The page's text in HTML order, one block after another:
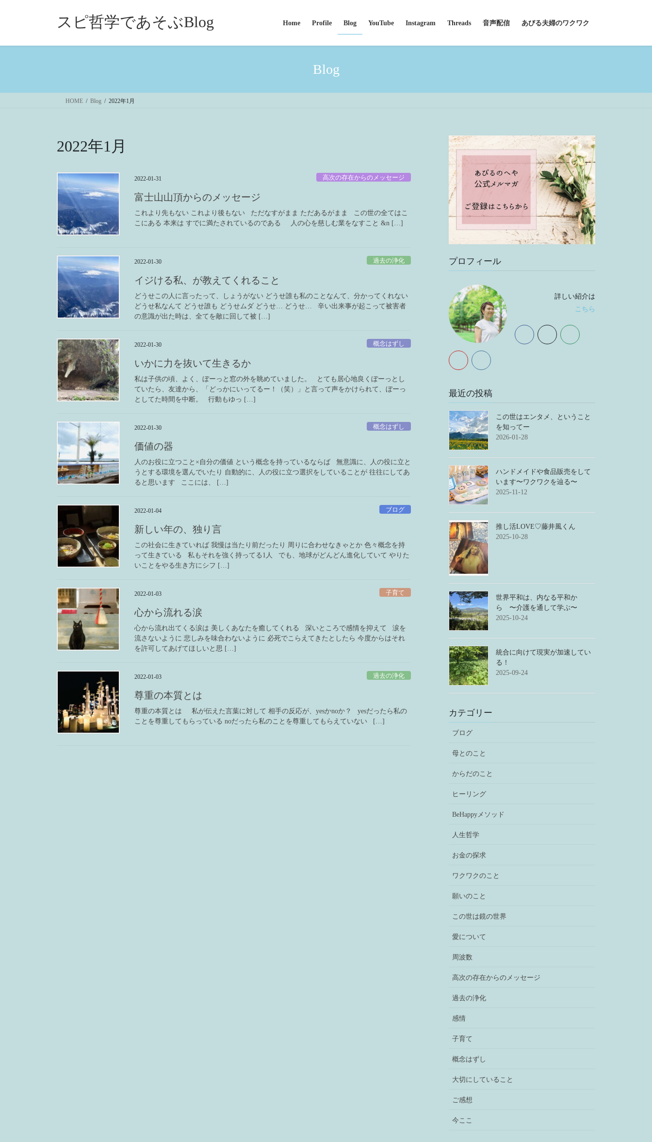
スピ哲学であそぶBlog Home Profile Blog YouTube Instagram Threads 音声配信 あびる夫婦のワクワク
Blog
HOME Blog 2022年1月
2022年1月
2022-01-31 高次の存在からのメッセージ
富士山山頂からのメッセージ
これより先もない これより後もない ただなすがまま ただあるがまま この世の全てはこ
こにある 本来は すでに満たされているのである 人の心を慈しむ業をなすこと &n […]
2022-01-30 過去の浄化
イジける私、が教えてくれること
どうせこの人に言ったって、しょうがない どうせ誰も私のことなんて、分かってくれない
どうせ私なんて どうせ誰も どうせムダ どうせ… どうせ… 辛い出来事が起こって被害者
の意識が出た時は、全てを敵に回して被 […]
2022-01-30 概念はずし
いかに力を抜いて生きるか
私は子供の頃、よく、ぼーっと窓の外を眺めていました。 とても居心地良くぼーっとし
ていたら、友達から、「どっかにいってるー！（笑）」と言って声をかけられて、ぼーっ
としてた時間を中断。 行動もゆっ […]
2022-01-30 概念はずし
価値の器
人のお役に立つこと×自分の価値 という概念を持っているならば 無意識に、人の役に立と
うとする環境を選んでいたり 自動的に、人の役に立つ選択をしていることが 往往にしてあ
ると思います ここには、 […]
2022-01-04 ブログ
新しい年の、独り言
この社会に生きていれば 我慢は当たり前だったり 周りに合わせなきゃとか 色々概念を持
って生きている 私もそれを強く持ってる1人 でも、地球がどんどん進化していて やりた
いことをやる生き方にシフ […]
2022-01-03 子育て
心から流れる涙
心から流れ出てくる涙は 美しくあなたを癒してくれる 深いところで感情を抑えて 涙を
流さないように 悲しみを味合わないように 必死でこらえてきたとしたら 今度からはそれ
を許可してあげてほしいと思 […]
2022-01-03 過去の浄化
尊重の本質とは
尊重の本質とは 私が伝えた言葉に対して 相手の反応が、yesかnoか？ yesだったら私の
ことを尊重してもらっている noだったら私のことを尊重してもらえていない […]
プロフィール
詳しい紹介は
こちら
最近の投稿
この世はエンタメ、ということ
を知ってー
2026-01-28
ハンドメイドや食品販売をして
います〜ワクワクを辿る〜
2025-11-12
推し活LOVE♡藤井風くん
2025-10-28
世界平和は、内なる平和か
ら 〜介護を通して学ぶ〜
2025-10-24
統合に向けて現実が加速してい
る！
2025-09-24
カテゴリー
ブログ
母とのこと
からだのこと
ヒーリング
BeHappyメソッド
人生哲学
お金の探求
ワクワクのこと
願いのこと
この世は鏡の世界
愛について
周波数
高次の存在からのメッセージ
過去の浄化
感情
子育て
概念はずし
大切にしていること
ご感想
今ここ